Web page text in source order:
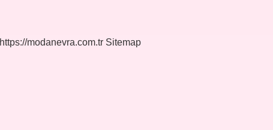
https://modanevra.com.tr Sitemap